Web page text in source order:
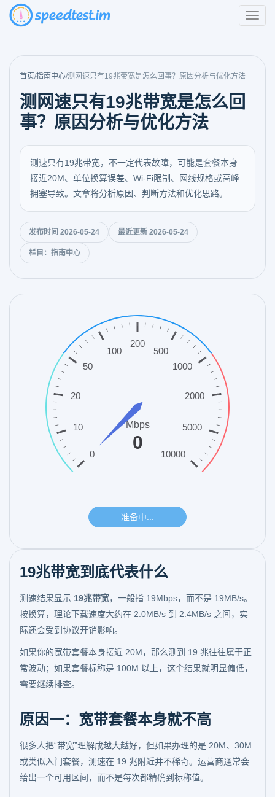
首页/指南中心/测网速只有19兆带宽是怎么回事？原因分析与优化方法
测网速只有19兆带宽是怎么回
事？原因分析与优化方法
测速只有19兆带宽，不一定代表故障，可能是套餐本身
接近20M、单位换算误差、Wi-Fi限制、网线规格或高峰
拥塞导致。文章将分析原因、判断方法和优化思路。
发布时间 2026-05-24 最近更新 2026-05-24
栏目：指南中心
19兆带宽到底代表什么
测速结果显示 19兆带宽，一般指 19Mbps，而不是 19MB/s。
按换算，理论下载速度大约在 2.0MB/s 到 2.4MB/s 之间，实
际还会受到协议开销影响。
如果你的宽带套餐本身接近 20M，那么测到 19 兆往往属于正
常波动；如果套餐标称是 100M 以上，这个结果就明显偏低，
需要继续排查。
原因一：宽带套餐本身就不高
很多人把“带宽”理解成越大越好，但如果办理的是 20M、30M
或类似入门套餐，测速在 19 兆附近并不稀奇。运营商通常会
给出一个可用区间，而不是每次都精确到标称值。